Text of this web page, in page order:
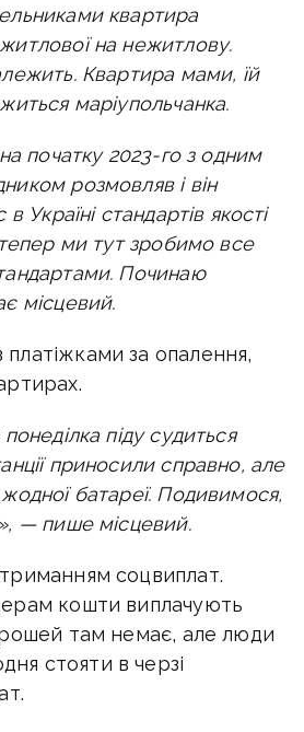
квартира
на нежитлову.
Квартира мами, їй
маріупольчанка.
початку 2023-го з одним
розмовляв і він
Україні стандартів якості
ми тут зробимо все
Починаю
місцевий.
за опалення,
піду судиться
приносили справно, але
батареї. Подивимося,
— пише місцевий.
соцвиплат.
кошти виплачують
там немає, але люди
стояти в черзі